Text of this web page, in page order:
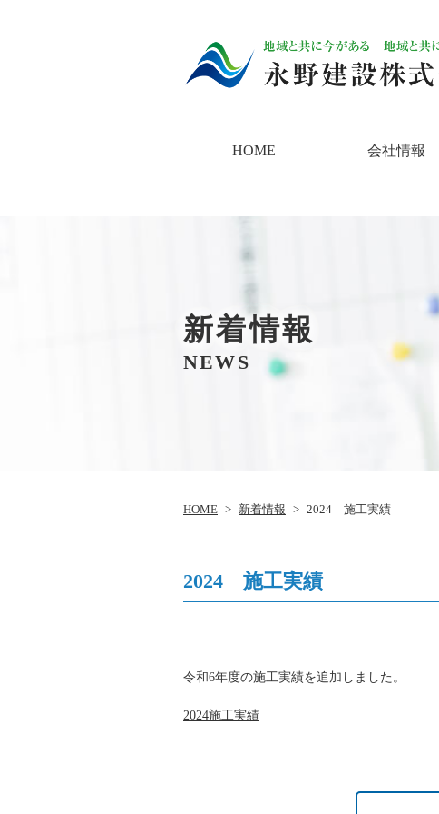
HOME 会社情報
新着情報
NEWS
HOME > 新着情報 > 2024 施工実績
2024 施工実績
令和6年度の施工実績を追加しました。
2024施工実績